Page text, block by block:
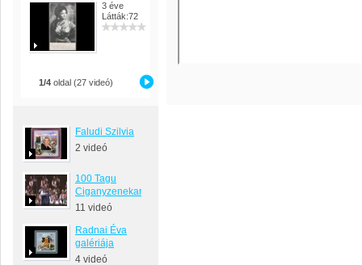
3 éve
Látták:72
1/4 oldal (27 videó)
Faludi Szilvia
2 videó
100 Tagu
Ciganyzenekar
11 videó
Radnai Éva
galériája
4 videó